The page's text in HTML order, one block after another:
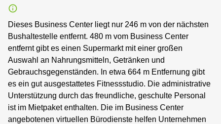
Dieses Business Center liegt nur 246 m von der nächsten
Bushaltestelle entfernt. 480 m vom Business Center
entfernt gibt es einen Supermarkt mit einer großen
Auswahl an Nahrungsmitteln, Getränken und
Gebrauchsgegenständen. In etwa 664 m Entfernung gibt
es ein gut ausgestattetes Fitnessstudio. Die administrative
Unterstützung durch das freundliche, geschulte Personal
ist im Mietpaket enthalten. Die im Business Center
angebotenen virtuellen Bürodienste helfen Unternehmen